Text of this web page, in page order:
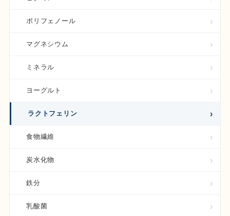
ポリフェノール
マグネシウム
ミネラル
ヨーグルト
ラクトフェリン
食物繊維
炭水化物
鉄分
乳酸菌